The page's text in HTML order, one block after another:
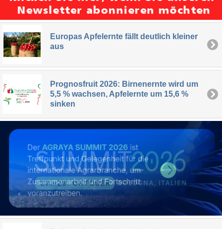
Europas Apfelernte fällt deutlich kleiner
aus
Prognosfruit 2026: Birnenernte wird um
5,5 % wachsen, Apfelernte um 15,6 %
sinken